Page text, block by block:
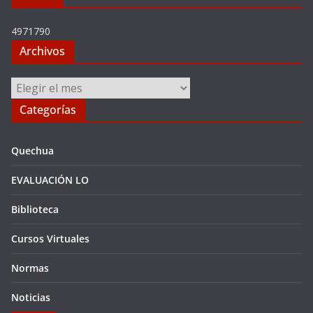
4971790
Archivos
Archivos
Categorías
Quechua
EVALUACIÓN LO
Biblioteca
Cursos Virtuales
Normas
Noticias